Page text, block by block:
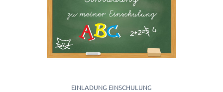
EINLADUNG EINSCHULUNG